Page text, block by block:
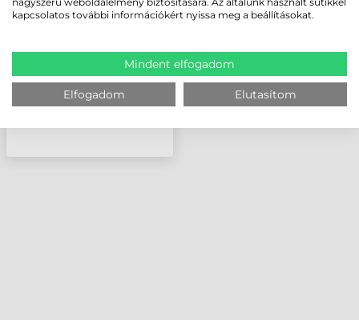
FEKETE
kapcsolatos további információkért nyissa meg a beállításokat.
Mindent elfogadom
Elfogadom Elutasítom